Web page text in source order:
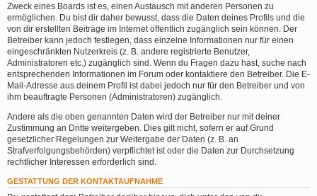
Zweck eines Boards ist es, einen Austausch mit anderen Personen zu
ermöglichen. Du bist dir daher bewusst, dass die Daten deines Profils und die
von dir erstellten Beiträge im Internet öffentlich zugänglich sein können. Der
Betreiber kann jedoch festlegen, dass einzelne Informationen nur für einen
eingeschränkten Nutzerkreis (z. B. andere registrierte Benutzer,
Administratoren etc.) zugänglich sind. Wenn du Fragen dazu hast, suche nach
entsprechenden Informationen im Forum oder kontaktiere den Betreiber. Die E-
Mail-Adresse aus deinem Profil ist dabei jedoch nur für den Betreiber und von
ihm beauftragte Personen (Administratoren) zugänglich.
Andere als die oben genannten Daten wird der Betreiber nur mit deiner
Zustimmung an Dritte weitergeben. Dies gilt nicht, sofern er auf Grund
gesetzlicher Regelungen zur Weitergabe der Daten (z. B. an
Strafverfolgungsbehörden) verpflichtet ist oder die Daten zur Durchsetzung
rechtlicher Interessen erforderlich sind.
GESTATTUNG DER KONTAKTAUFNAHME